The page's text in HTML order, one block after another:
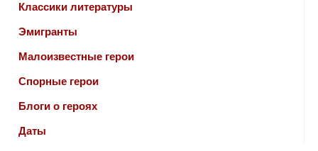
Классики литературы
Эмигранты
Малоизвестные герои
Спорные герои
Блоги о героях
Даты